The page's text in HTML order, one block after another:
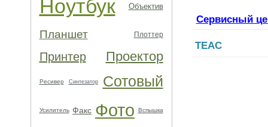
Ноутбук Объектив
Планшет Плоттер
Принтер Проектор
Ресивер Синтезатор Сотовый
Усилитель Факс Фото Вспышка
Сервисный
TEAC